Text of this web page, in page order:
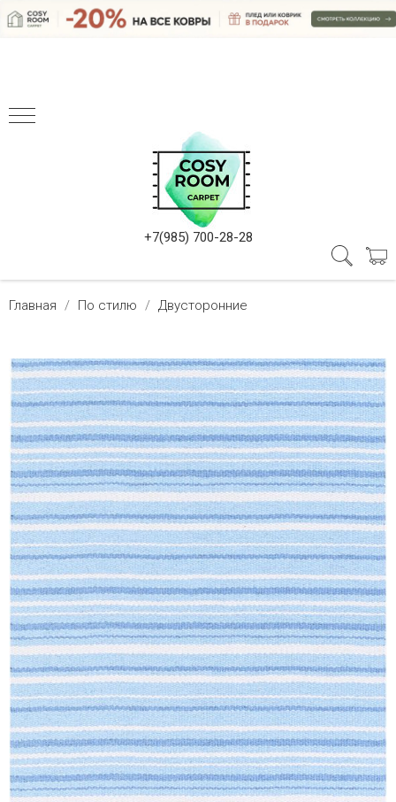
+7(985) 700-28-28
Главная По стилю Двусторонние